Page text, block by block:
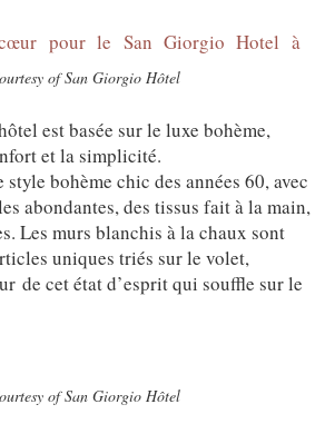
of San Giorgio Hôtel
est basée sur le luxe bohème,
et la simplicité.
bohème chic des années 60, avec
abondantes, des tissus fait à la main,
Les murs blanchis à la chaux sont
uniques triés sur le volet,
de cet état d’esprit qui souffle sur le
of San Giorgio Hôtel